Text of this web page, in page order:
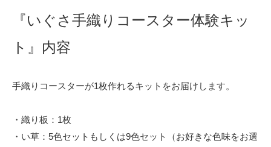
『いぐさ手織りコースター体験キッ
ト』内容
手織りコースターが1枚作れるキットをお届けします。
・織り板：1枚
・い草：5色セットもしくは9色セット（お好きな色味をお選